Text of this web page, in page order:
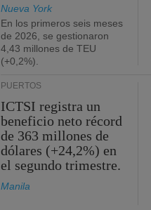
Nueva York
En los primeros seis meses
de 2026, se gestionaron
4,43 millones de TEU
(+0,2%).
PUERTOS
ICTSI registra un
beneficio neto récord
de 363 millones de
dólares (+24,2%) en
el segundo trimestre.
Manila